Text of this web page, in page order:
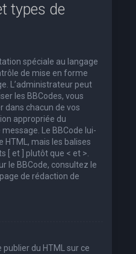
types de
spéciale au langage
de mise en forme
L’administrateur peut
les BBCodes, vous
dans chacun de vos
appropriée du
Le BBCode lui-
HTML, mais les balises
[ et ] plutôt que < et >.
le BBCode, consultez le
de rédaction de
publier du HTML sur ce